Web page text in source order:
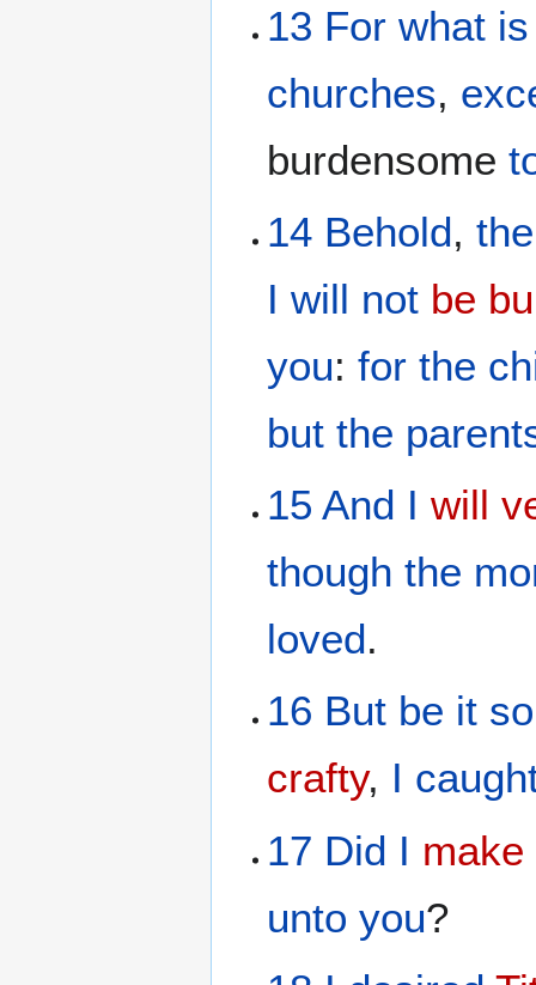
13 For what is
churches,
burdensome
14 Behold,
I will not be
you:for the
but the
15 And I will
though the
loved.
16 But be it so
crafty, I
17 Did I
unto you?